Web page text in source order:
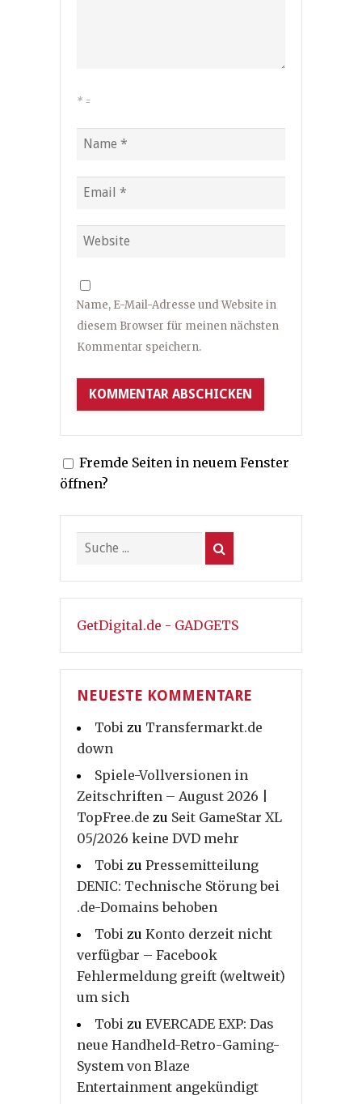
* =
Name, E-Mail-Adresse und Website in
diesem Browser für meinen nächsten
Kommentar speichern.
Fremde Seiten in neuem Fenster
öffnen?
GetDigital.de - GADGETS
NEUESTE KOMMENTARE
Tobi zu Transfermarkt.de
down
Spiele-Vollversionen in
Zeitschriften – August 2026 |
TopFree.de zu Seit GameStar XL
05/2026 keine DVD mehr
Tobi zu Pressemitteilung
DENIC: Technische Störung bei
.de-Domains behoben
Tobi zu Konto derzeit nicht
verfügbar – Facebook
Fehlermeldung greift (weltweit)
um sich
Tobi zu EVERCADE EXP: Das
neue Handheld-Retro-Gaming-
System von Blaze
Entertainment angekündigt